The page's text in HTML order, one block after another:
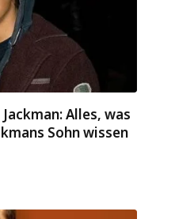
Alles, was
Sohn wissen